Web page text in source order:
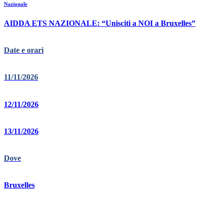
Nazionale
AIDDA ETS NAZIONALE: “Unisciti a NOI a Bruxelles”
Date e orari
11/11/2026
12/11/2026
13/11/2026
Dove
Bruxelles